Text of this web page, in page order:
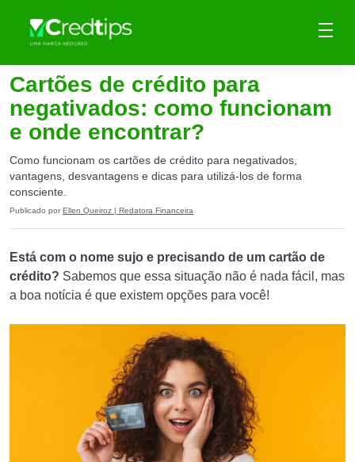
Cartões de crédito para
negativados: como funcionam
e onde encontrar?
Como funcionam os cartões de crédito para negativados,
vantagens, desvantagens e dicas para utilizá-los de forma
consciente.
Publicado por Ellen Queiroz | Redatora Financeira
Está com o nome sujo e precisando de um cartão de
crédito? Sabemos que essa situação não é nada fácil, mas
a boa notícia é que existem opções para você!